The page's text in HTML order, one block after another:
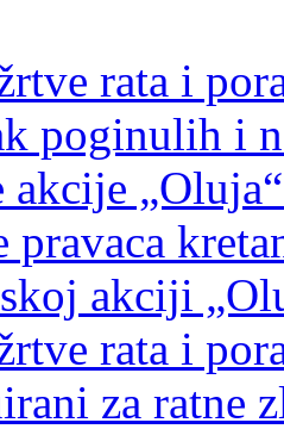
rata i
poginulih i
akcije
pravaca
akciji
rata i
za ratne